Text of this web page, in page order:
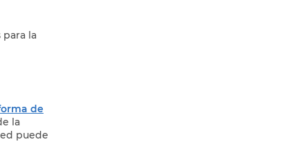
la
de
la
puede